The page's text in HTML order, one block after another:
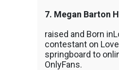
7. Megan Barton
raised and Born
contestant on
springboard to
OnlyFans.